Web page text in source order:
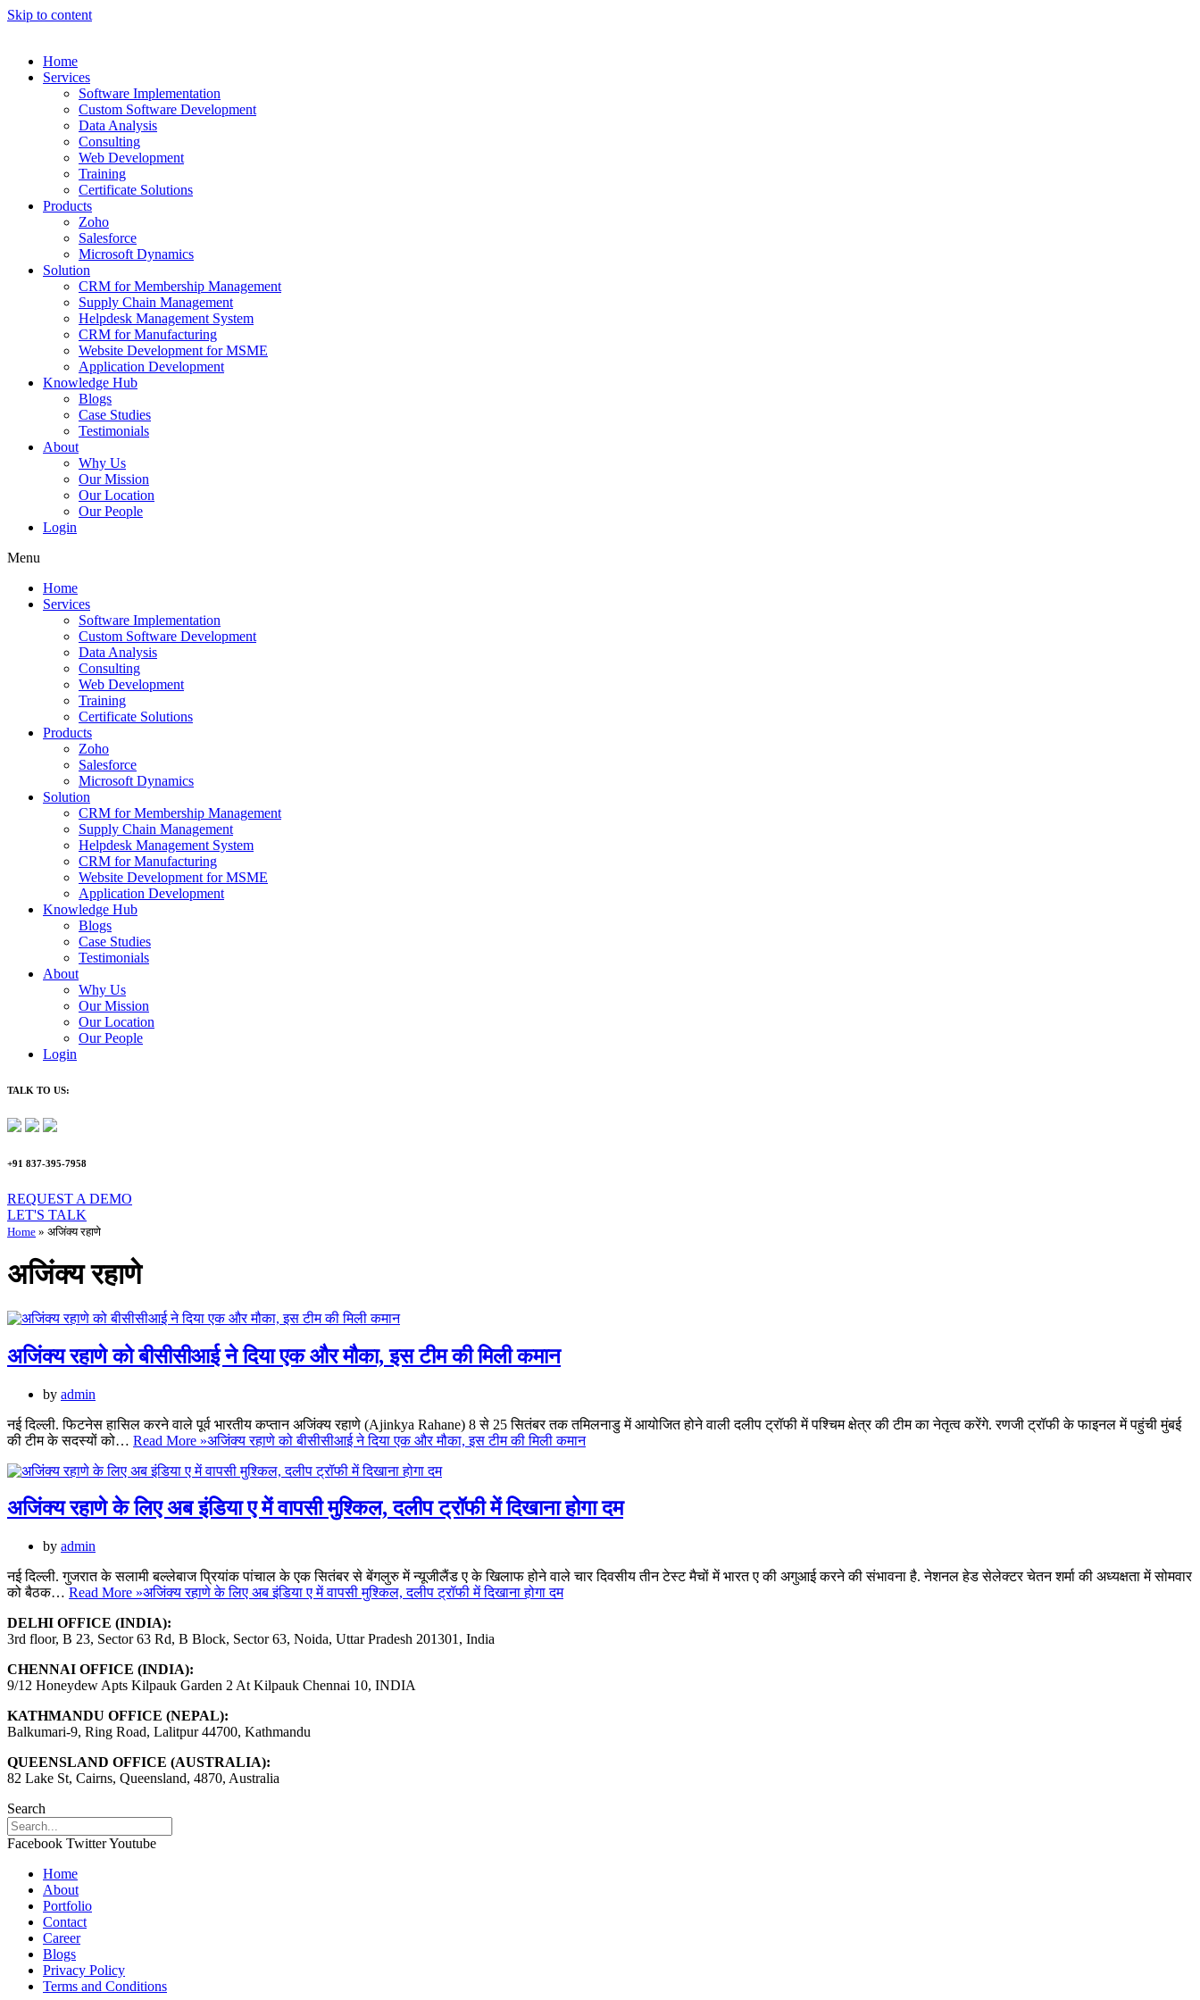
Skip to content
Home
Services
Software Implementation
Custom Software Development
Data Analysis
Consulting
Web Development
Training
Certificate Solutions
Products
Zoho
Salesforce
Microsoft Dynamics
Solution
CRM for Membership Management
Supply Chain Management
Helpdesk Management System
CRM for Manufacturing
Website Development for MSME
Application Development
Knowledge Hub
Blogs
Case Studies
Testimonials
About
Why Us
Our Mission
Our Location
Our People
Login
Menu
Home
Services
Software Implementation
Custom Software Development
Data Analysis
Consulting
Web Development
Training
Certificate Solutions
Products
Zoho
Salesforce
Microsoft Dynamics
Solution
CRM for Membership Management
Supply Chain Management
Helpdesk Management System
CRM for Manufacturing
Website Development for MSME
Application Development
Knowledge Hub
Blogs
Case Studies
Testimonials
About
Why Us
Our Mission
Our Location
Our People
Login
TALK TO US:
+91 837-395-7958
REQUEST A DEMO​
LET'S TALK
Home » अजिंक्य रहाणे
अजिंक्य रहाणे
अजिंक्य रहाणे को बीसीसीआई ने दिया एक और मौका, इस टीम की मिली कमान
by admin
नई दिल्ली. फिटनेस हासिल करने वाले पूर्व भारतीय कप्तान अजिंक्य रहाणे (Ajinkya Rahane) 8 से 25 सितंबर तक तमिलनाडु में आयोजित होने वाली दलीप ट्रॉफी में पश्चिम क्षेत्र की टीम का नेतृत्व करेंगे. रणजी ट्रॉफी के फाइनल में पहुंची मुंबई
की टीम के सदस्यों को… Read More »अजिंक्य रहाणे को बीसीसीआई ने दिया एक और मौका, इस टीम की मिली कमान
अजिंक्य रहाणे के लिए अब इंडिया ए में वापसी मुश्किल, दलीप ट्रॉफी में दिखाना होगा दम
by admin
नई दिल्ली. गुजरात के सलामी बल्लेबाज प्रियांक पांचाल के एक सितंबर से बेंगलुरु में न्यूजीलैंड ए के खिलाफ होने वाले चार दिवसीय तीन टेस्ट मैचों में भारत ए की अगुआई करने की संभावना है. नेशनल हेड सेलेक्टर चेतन शर्मा की अध्यक्षता में सोमवार
को बैठक… Read More »अजिंक्य रहाणे के लिए अब इंडिया ए में वापसी मुश्किल, दलीप ट्रॉफी में दिखाना होगा दम
DELHI OFFICE (INDIA):
3rd floor, B 23, Sector 63 Rd, B Block, Sector 63, Noida, Uttar Pradesh 201301, India
CHENNAI OFFICE (INDIA):
9/12 Honeydew Apts Kilpauk Garden 2 At Kilpauk Chennai 10, INDIA
KATHMANDU OFFICE (NEPAL):
Balkumari-9, Ring Road, Lalitpur 44700, Kathmandu
QUEENSLAND OFFICE (AUSTRALIA):
82 Lake St, Cairns, Queensland, 4870, Australia
Search
Facebook TwitterYoutube
Home
About
Portfolio
Contact
Career
Blogs
Privacy Policy
Terms and Conditions